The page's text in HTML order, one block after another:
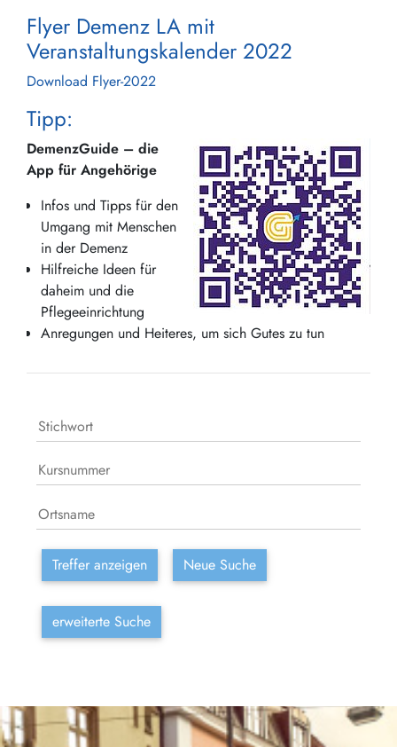
Flyer Demenz LA mit
Veranstaltungskalender 2022
Download Flyer-2022
Tipp:
DemenzGuide – die
App für Angehörige
Infos und Tipps für den
Umgang mit Menschen
in der Demenz
Hilfreiche Ideen für
daheim und die
Pflegeeinrichtung
Anregungen und Heiteres, um sich Gutes zu tun
Treffer anzeigen Neue Suche
erweiterte Suche